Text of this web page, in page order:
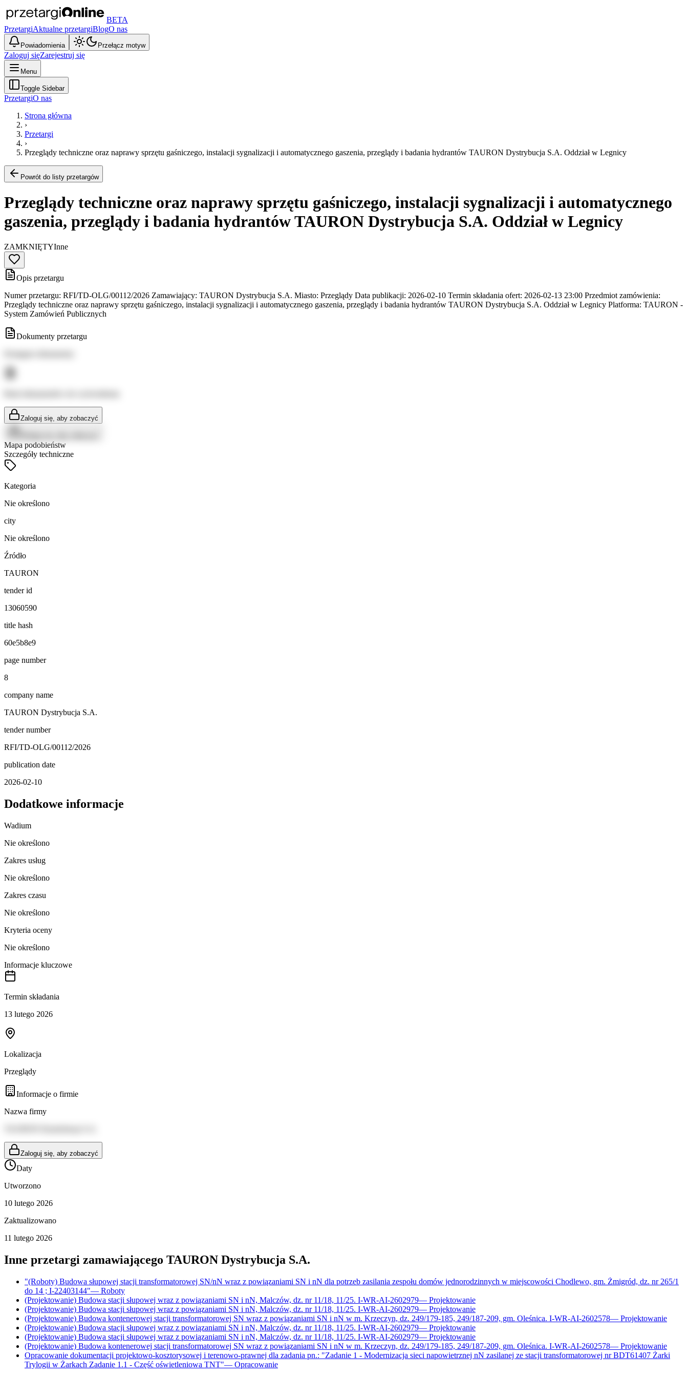
BETA
PrzetargiAktualne przetargiBlogO nas
Powiadomienia Przełącz motyw
Zaloguj sięZarejestruj się
Menu
Toggle Sidebar
PrzetargiO nas
Strona główna
›
Przetargi
›
Przeglądy techniczne oraz naprawy sprzętu gaśniczego, instalacji sygnalizacji i automatycznego gaszenia, przeglądy i badania hydrantów TAURON Dystrybucja S.A. Oddział w Legnicy
Powrót do listy przetargów
Przeglądy techniczne oraz naprawy sprzętu gaśniczego, instalacji sygnalizacji i automatycznego
gaszenia, przeglądy i badania hydrantów TAURON Dystrybucja S.A. Oddział w Legnicy
ZAMKNIĘTYInne
Opis przetargu
Numer przetargu: RFI/TD-OLG/00112/2026 Zamawiający: TAURON Dystrybucja S.A. Miasto: Przeglądy Data publikacji: 2026-02-10 Termin składania ofert: 2026-02-13 23:00 Przedmiot zamówienia:
Przeglądy techniczne oraz naprawy sprzętu gaśniczego, instalacji sygnalizacji i automatycznego gaszenia, przeglądy i badania hydrantów TAURON Dystrybucja S.A. Oddział w Legnicy Platforma: TAURON -
System Zamówień Publicznych
Dokumenty przetargu
Zaloguj się, aby zobaczyć
Mapa podobieństw
Szczegóły techniczne
Kategoria
Nie określono
city
Nie określono
Źródło
TAURON
tender id
13060590
title hash
60e5b8e9
page number
8
company name
TAURON Dystrybucja S.A.
tender number
RFI/TD-OLG/00112/2026
publication date
2026-02-10
Dodatkowe informacje
Wadium
Nie określono
Zakres usług
Nie określono
Zakres czasu
Nie określono
Kryteria oceny
Nie określono
Informacje kluczowe
Termin składania
13 lutego 2026
Lokalizacja
Przeglądy
Informacje o firmie
Nazwa firmy
Zaloguj się, aby zobaczyć
Daty
Utworzono
10 lutego 2026
Zaktualizowano
11 lutego 2026
Inne przetargi zamawiającego TAURON Dystrybucja S.A.
"(Roboty) Budowa słupowej stacji transformatorowej SN/nN wraz z powiązaniami SN i nN dla potrzeb zasilania zespołu domów jednorodzinnych w miejscowości Chodlewo, gm. Żmigród, dz. nr 265/1
do 14 ; I-22403144"— Roboty
(Projektowanie) Budowa stacji słupowej wraz z powiązaniami SN i nN, Malczów, dz. nr 11/18, 11/25. I-WR-AI-2602979— Projektowanie
(Projektowanie) Budowa stacji słupowej wraz z powiązaniami SN i nN, Malczów, dz. nr 11/18, 11/25. I-WR-AI-2602979— Projektowanie
(Projektowanie) Budowa kontenerowej stacji transformatorowej SN wraz z powiązaniami SN i nN w m. Krzeczyn, dz. 249/179-185, 249/187-209, gm. Oleśnica. I-WR-AI-2602578— Projektowanie
(Projektowanie) Budowa stacji słupowej wraz z powiązaniami SN i nN, Malczów, dz. nr 11/18, 11/25. I-WR-AI-2602979— Projektowanie
(Projektowanie) Budowa stacji słupowej wraz z powiązaniami SN i nN, Malczów, dz. nr 11/18, 11/25. I-WR-AI-2602979— Projektowanie
(Projektowanie) Budowa kontenerowej stacji transformatorowej SN wraz z powiązaniami SN i nN w m. Krzeczyn, dz. 249/179-185, 249/187-209, gm. Oleśnica. I-WR-AI-2602578— Projektowanie
Opracowanie dokumentacji projektowo-kosztorysowej i terenowo-prawnej dla zadania pn.: "Zadanie 1 - Modernizacja sieci napowietrznej nN zasilanej ze stacji transformatorowej nr BDT61407 Żarki
Trylogii w Żarkach Zadanie 1.1 - Część oświetleniowa TNT"— Opracowanie